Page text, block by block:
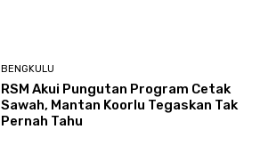
BENGKULU
RSM Akui Pungutan Program Cetak
Sawah, Mantan Koorlu Tegaskan Tak
Pernah Tahu